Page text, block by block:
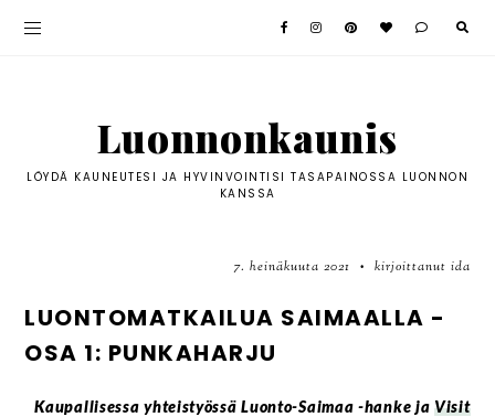
Luonnonkaunis
LÖYDÄ KAUNEUTESI JA HYVINVOINTISI TASAPAINOSSA LUONNON
KANSSA
7. heinäkuuta 2021 • kirjoittanut ida
LUONTOMATKAILUA SAIMAALLA -
OSA 1: PUNKAHARJU
Kaupallisessa yhteistyössä Luonto-Saimaa -hanke jaVisit